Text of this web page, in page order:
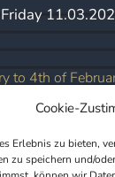
Cookie-
Erlebnis zu bieten,
zu speichern und/
to 4th of
How to